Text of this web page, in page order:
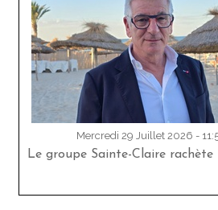
Mercredi 29 Juillet 2026 -
Le groupe Sainte-Claire rachète